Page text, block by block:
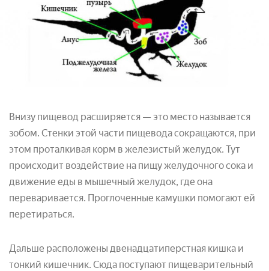
Внизу пищевод расширяется — это место называется
зобом. Стенки этой части пищевода сокращаются, при
этом проталкивая корм в железистый желудок. Тут
происходит воздействие на пищу желудочного сока и
движение еды в мышечный желудок, где она
переваривается. Проглоченные камушки помогают ей
перетираться.
Дальше расположены двенадцатиперстная кишка и
тонкий кишечник. Сюда поступают пищеварительный